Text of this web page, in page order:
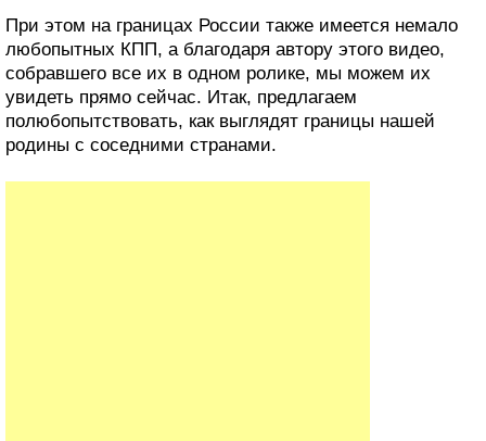
При этом на границах России также имеется немало
любопытных КПП, а благодаря автору этого видео,
собравшего все их в одном ролике, мы можем их
увидеть прямо сейчас. Итак, предлагаем
полюбопытствовать, как выглядят границы нашей
родины с соседними странами.